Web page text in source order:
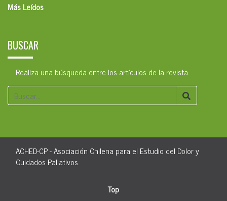
Más Leídos
BUSCAR
Realiza una búsqueda entre los artículos de la revista.
ACHED-CP - Asociación Chilena para el Estudio del Dolor y
Cuidados Paliativos
Top